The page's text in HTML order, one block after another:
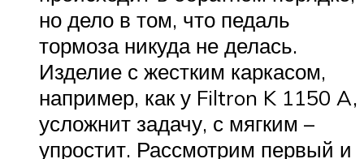
но дело в том, что педаль
тормоза никуда не делась.
Изделие с жестким каркасом,
например, как у Filtron K 1150 A,
усложнит задачу, с мягким –
упростит. Рассмотрим первый и